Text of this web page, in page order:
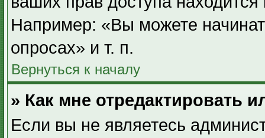
Например: «Вы можете
опросах» и т. п.
Вернуться к началу
» Как мне отредактировать
Если вы не являетесь